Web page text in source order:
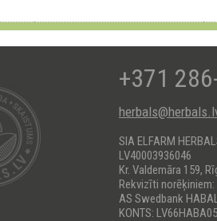
+371
SIA ELFARM
LV40003936046
Kr. Valdemāra 159,
Rekvizīti norēķiniem:
AS Swedbank
KONTS: